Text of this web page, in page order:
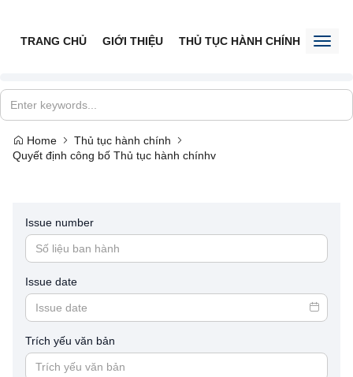
TRANG CHỦ GIỚI THIỆU THỦ TỤC HÀNH CHÍNH TIẾP
Home
Thủ tục hành chính
Quyết định công bố Thủ tục hành chínhv
Issue number
Issue date
Trích yếu văn bản